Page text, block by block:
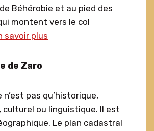
Béhérobie et au pied des
montent vers le col
savoir plus
de Zaro
pas qu’historique,
ou linguistique. Il est
Le plan cadastral